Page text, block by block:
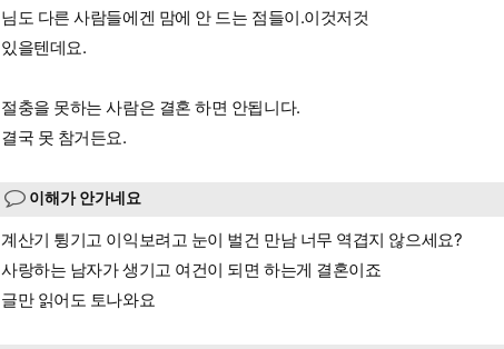
님도 다른 사람들에겐 맘에 안 드는 점들이.이것저것
있을텐데요.
절충을 못하는 사람은 결혼 하면 안됩니다.
결국 못 참거든요.
이해가 안가네요
계산기 튕기고 이익보려고 눈이 벌건 만남 너무 역겹지 않으세요?
사랑하는 남자가 생기고 여건이 되면 하는게 결혼이죠
글만 읽어도 토나와요